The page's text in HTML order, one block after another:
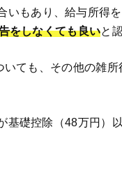
いもあり、給与所得
をしなくても良いと
ても、その他の雑所
基礎控除（48万円）